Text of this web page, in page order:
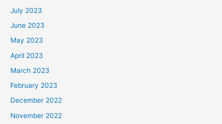
July 2023
June 2023
May 2023
April 2023
March 2023
February 2023
December 2022
November 2022